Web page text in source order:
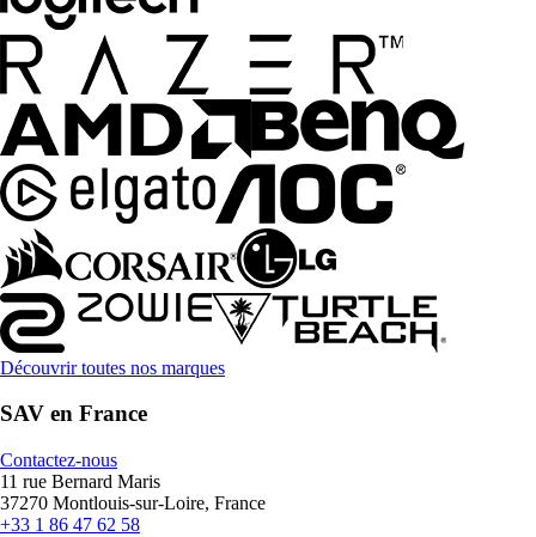
Découvrir toutes nos marques
SAV en France
Contactez-nous
11 rue Bernard Maris
37270 Montlouis-sur-Loire, France
+33 1 86 47 62 58